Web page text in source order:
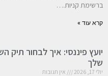
ברשימת קניות.…
קרא עוד »
יועץ פיננסי: איך לבחור
שלך
יולי 17, 2026 אין תגובות